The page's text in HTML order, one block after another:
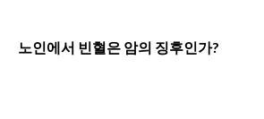
노인에서 빈혈은 암의 징후인가?